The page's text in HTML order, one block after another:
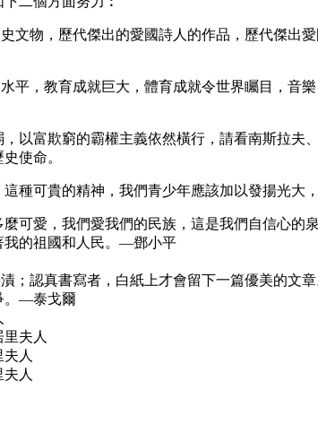
文物，歷代傑出的愛國詩人的作品，歷代傑出
平，教育成就巨大，體育成就令世界矚目，
以富欺窮的霸權主義依然橫行，請看南斯拉夫
使命。
種可貴的精神，我們青少年應該加以發揚光大
可愛，我們愛我們的民族，這是我們自信心的
我的祖國和人民。—鄧小平
；認真書寫者，白紙上才會留下一篇優美的文
。—泰戈爾
夫人
人
人